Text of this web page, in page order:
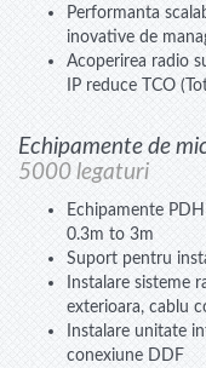
Performanta
inovative de
Acoperirea radio
IP reduce TCO
Echipamente de
5000 legaturi
Echipamente
0.3m to 3m
Suport pentru
Instalare sisteme
exterioara, cablu
Instalare unitate
conexiune DDF